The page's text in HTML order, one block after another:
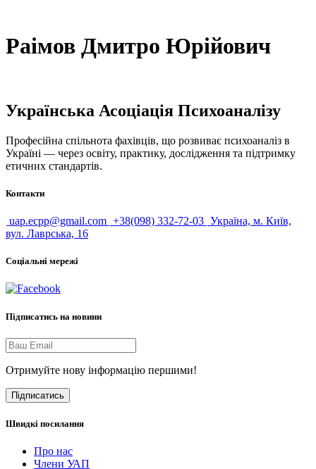
Раімов Дмитро Юрійович
Українська Асоціація Психоаналізу
Професійна спільнота фахівців, що розвиває психоаналіз в
Україні — через освіту, практику, дослідження та підтримку
етичних стандартів.
Контакти
uap.ecpp@gmail.com +38(098) 332-72-03 Україна, м. Київ,
вул. Лаврська, 16
Соціальні мережі
Підписатись на новини
Отримуйте нову інформацію першими!
Підписатись
Швидкі посилання
Про нас
Члени УАП